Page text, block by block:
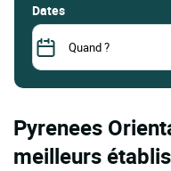
dates
Pyrenees
meilleurs